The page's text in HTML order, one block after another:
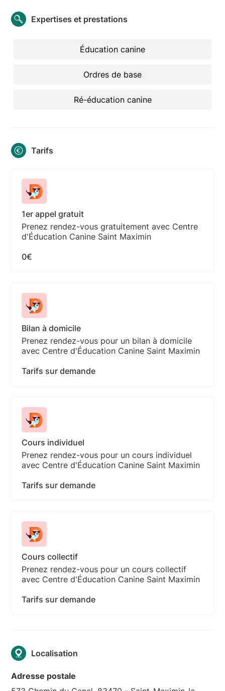
Expertises et prestations
Éducation canine
Ordres de base
Ré-éducation canine
Tarifs
1er appel gratuit
Prenez rendez-vous gratuitement avec Centre
d'Éducation Canine Saint Maximin
0€
Bilan à domicile
Prenez rendez-vous pour un bilan à domicile
avec Centre d'Éducation Canine Saint Maximin
Tarifs sur demande
Cours individuel
Prenez rendez-vous pour un cours individuel
avec Centre d'Éducation Canine Saint Maximin
Tarifs sur demande
Cours collectif
Prenez rendez-vous pour un cours collectif
avec Centre d'Éducation Canine Saint Maximin
Tarifs sur demande
Localisation
Adresse postale